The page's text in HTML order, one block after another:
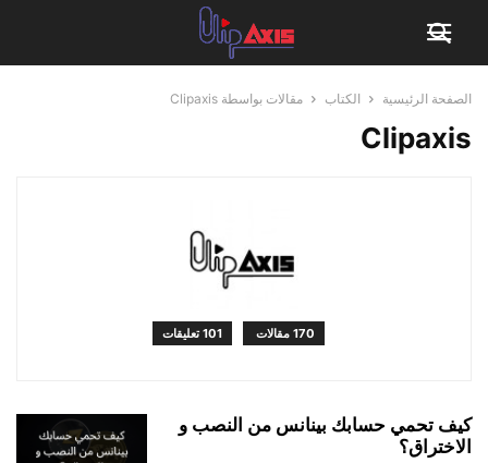
الصفحة الرئيسية الكتاب مقالات بواسطة Clipaxis
Clipaxis
170 مقالات 101 تعليقات
كيف تحمي حسابك بينانس من النصب و
الاختراق؟